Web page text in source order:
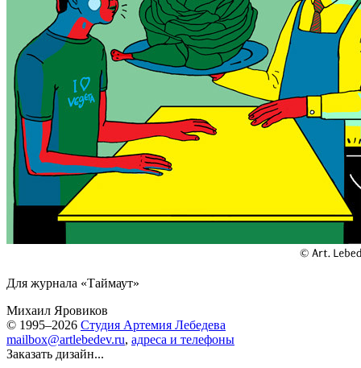
Для журнала «Таймаут»
Михаил Яровиков
© 1995–2026 Студия Артемия Лебедева
mailbox@artlebedev.ru, адреса и телефоны
Заказать дизайн...